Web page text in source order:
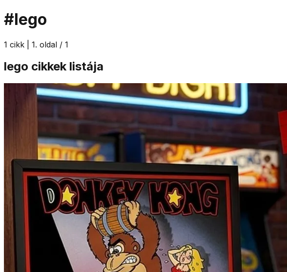
#lego
1 cikk | 1. oldal / 1
lego cikkek listája